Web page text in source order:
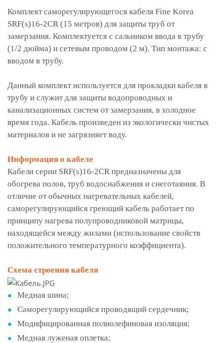
Комплект саморегулирующегося кабеля Fine Korea
SRF(s)16-2CR (15 метров) для защиты труб от
замерзания. Комплектуется с сальником ввода в трубу
(1/2 дюйма) и сетевым проводом (2 м). Тип монтажа: с
вводом в трубу.
Данный комплект используется для прокладки кабеля в
трубу и служит для защиты водопроводных и
канализационных систем от замерзания, в холодное
время года. Кабель произведен из экологически чистых
материалов и не загрязняет воду.
Информация о кабеле
Кабели серии SRF(s)16-2CR предназначены для
обогрева полов, труб водоснабжения и снеготаяния. В
отличие от обычных нагревательных кабелей,
саморегулирующийся греющий кабель работает по
принципу нагрева полупроводниковой матрицы,
находящейся между жилами (использование свойств
положительного температурного коэффициента).
Схема строения кабеля
Медная шина;
Саморегулирующийся проводящий сердечник;
Модифицированная полиолефиновая изоляция;
Медная луженая оплетка;